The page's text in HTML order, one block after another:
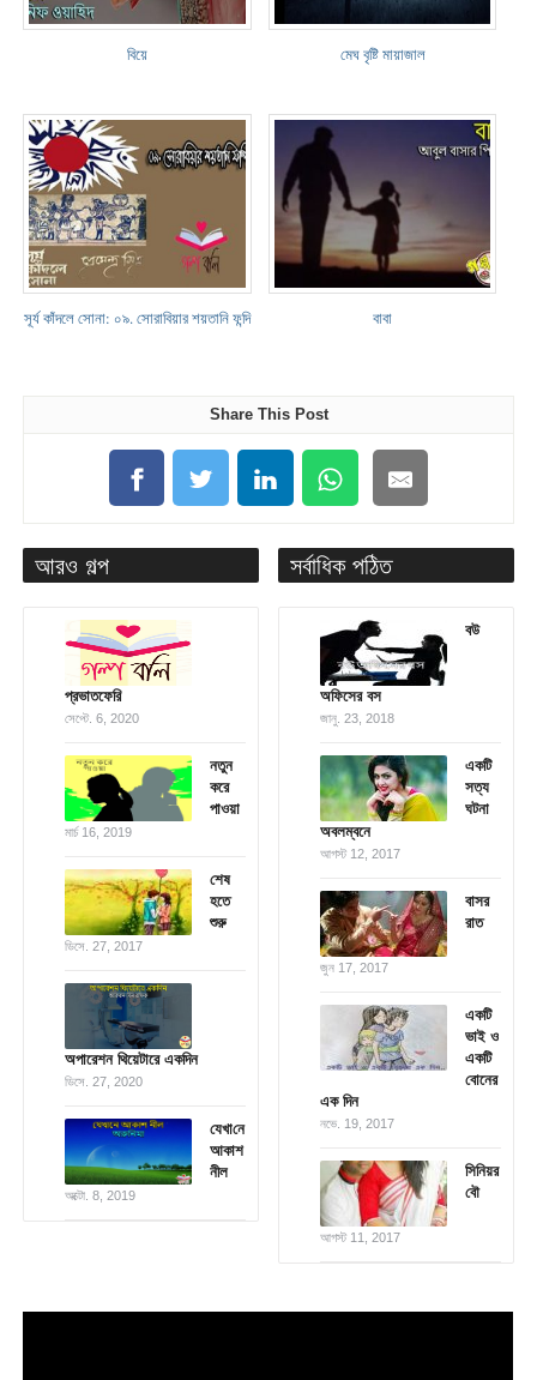
বিয়ে মেঘ বৃষ্টি মায়াজাল
সূর্য কাঁদলে সোনা: ০৯. সোরাবিয়ার শয়তানি ফন্দি বাবা
Share This Post
আরও গল্প
প্রভাতফেরি
সেপ্টে. 6, 2020
নতুন
করে
পাওয়া
মার্চ 16, 2019
শেষ
হতে
শুরু
ডিসে. 27, 2017
অপারেশন থিয়েটারে একদিন
ডিসে. 27, 2020
যেখা‌নে
আকাশ
নীল
অক্টো. 8, 2019
সর্বাধিক পঠিত
বউ
অফিসের বস
জানু. 23, 2018
একটি
সত্য
ঘটনা
অবলম্বনে
আগস্ট 12, 2017
বাসর
রাত
জুন 17, 2017
একটি
ভাই ও
একটি
বোনের
এক দিন
নভে. 19, 2017
সিনিয়র
বৌ
আগস্ট 11, 2017